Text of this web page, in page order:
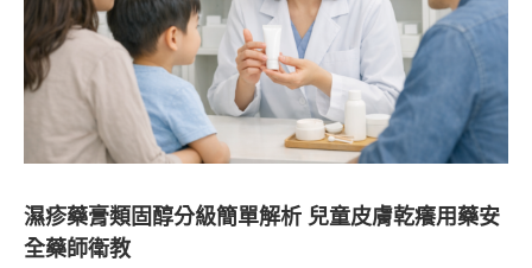
濕疹藥膏類固醇分級簡單解析 兒童皮膚乾癢用藥安
全藥師衛教